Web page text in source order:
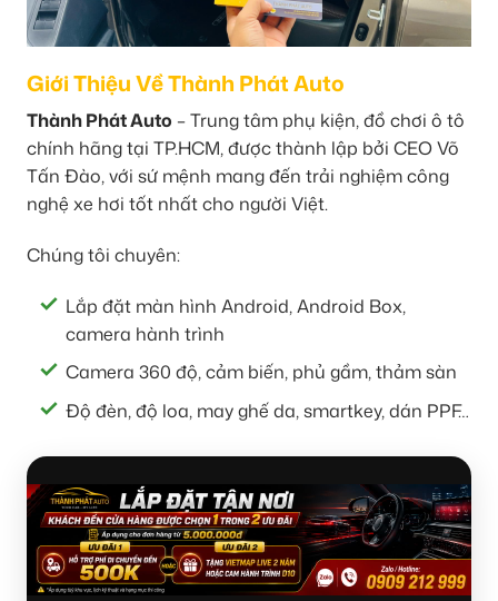
Giới Thiệu Về Thành Phát Auto
Thành Phát Auto – Trung tâm phụ kiện, đồ chơi ô tô
chính hãng tại TP.HCM, được thành lập bởi CEO Võ
Tấn Đào, với sứ mệnh mang đến trải nghiệm công
nghệ xe hơi tốt nhất cho người Việt.
Chúng tôi chuyên:
Lắp đặt màn hình Android, Android Box,
camera hành trình
Camera 360 độ, cảm biến, phủ gầm, thảm sàn
Độ đèn, độ loa, may ghế da, smartkey, dán PPF…